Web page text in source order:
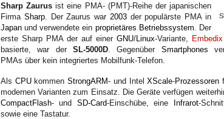
Sharp Zaurus ist eine PMA- (PMT)-Reihe der japanischen
Firma Sharp. Der Zaurus war 2003der populärste PMA in
Japan und verwendete ein proprietäres Betriebssystem. Der
erste Sharp PMA der auf einer GNU/Linux-Variante, Embedix
basierte, war der SL-5000D. Gegenüber Smartphones
PMAs über kein integriertes Mobilfunk-Telefon.
Als CPUkommenStrongARM- und IntelXScale-Prozessoren
modernen Varianten zum Einsatz. Die Geräte verfügen
CompactFlash- und SD-Card-Einschübe, eine Infrarot-
sowie eine Tastatur.